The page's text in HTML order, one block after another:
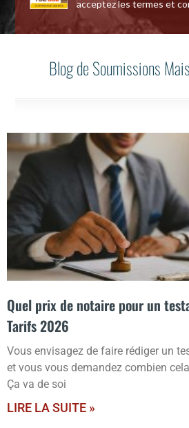
acceptez lestermes et
Blog de Soumissions
Quel prix de notaire pour un
Tarifs 2026
Vous envisagez de faire rédiger un
et vous vous demandez combien
Ça va de soi
LIRE LA SUITE »